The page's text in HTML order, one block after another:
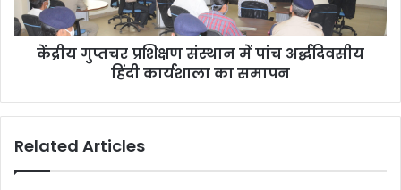
केंद्रीय गुप्तचर प्रशिक्षण संस्थान में पांच अर्द्धदिवसीय
हिंदी कार्यशाला का समापन
Related Articles